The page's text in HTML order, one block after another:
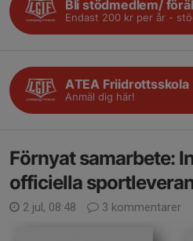
Bli stödmedlem/
Endast 200 kr per år -
ATEA Friidrottsskola
Anmäl dig här!
Förnyat samarbete:
officiella
2 jul, 08:48 3 kommentarer